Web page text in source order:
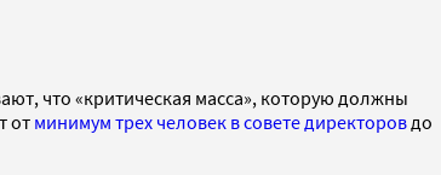
что «критическая масса», которую должны
от минимум трех человек в совете директоров до